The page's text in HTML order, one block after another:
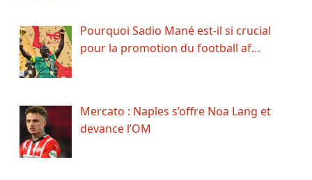
Pourquoi Sadio Mané est-il si crucial
pour la promotion du football af…
Mercato : Naples s’offre Noa Lang et
devance l’OM